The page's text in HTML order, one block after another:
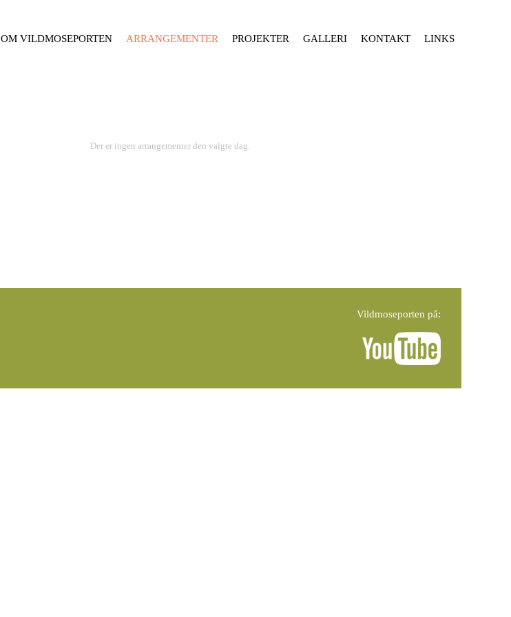
OM VILDMOSEPORTEN ARRANGEMENTER PROJEKTER GALLERI KONTAKT LINKS
Der er ingen arrangementer den valgte dag.
Vildmoseporten på: